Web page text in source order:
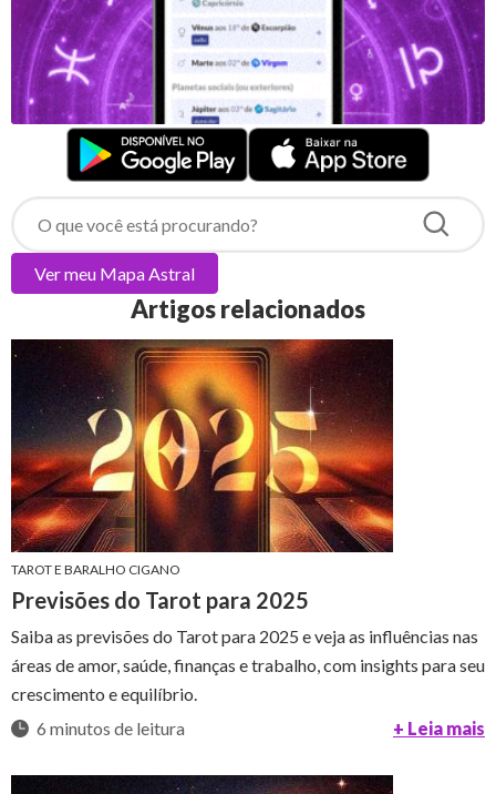
Ver meu Mapa Astral
Artigos relacionados
TAROT E BARALHO CIGANO
Previsões do Tarot para 2025
Saiba as previsões do Tarot para 2025 e veja as influências nas
áreas de amor, saúde, finanças e trabalho, com insights para seu
crescimento e equilíbrio.
6 minutos de leitura
+ Leia mais